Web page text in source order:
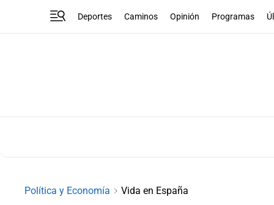
Deportes Caminos Opinión Programas
Política y Economía Vida en España